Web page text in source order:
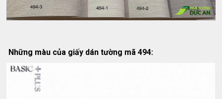
Những màu của giấy dán tường mã 494: